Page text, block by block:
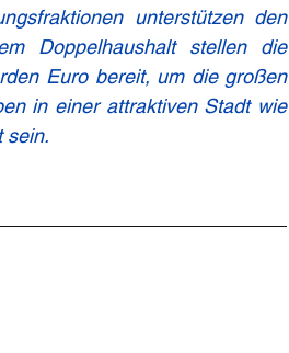
unterstützen den
Doppelhaushalt stellen die
Euro bereit, um die großen
in einer attraktiven Stadt wie
sein.